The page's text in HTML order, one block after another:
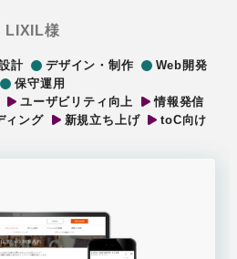
LIXIL様
計 デザイン・制作
Web開発
保守運用
ユーザビリティ向上
情報発信
ィング 新規立ち上げ toC向け